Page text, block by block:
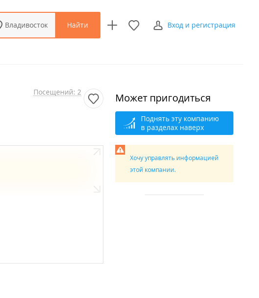
Владивосток Найти Вход и регистрация
Посещений: 2 Может пригодиться
Поднять эту компанию
в разделах наверх
Хочу управлять информацией
этой компании.